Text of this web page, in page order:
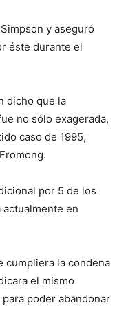
y aseguró
éste durante el
dicho que la
no sólo exagerada,
caso de 1995,
por 5 de los
en
cumpliera la condena
el mismo
poder abandonar